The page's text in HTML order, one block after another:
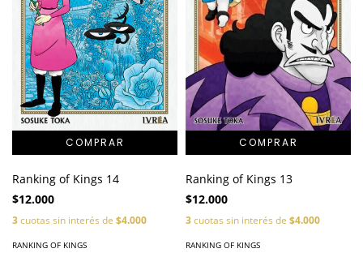
Ranking of Kings 14
$12.000
3cuotas sin interés de $4.000
RANKING OF KINGS
Ranking of Kings 13
$12.000
3cuotas sin interés de $4.000
RANKING OF KINGS